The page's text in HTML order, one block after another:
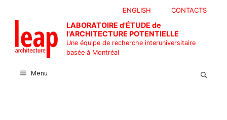
contenu
CONTACTS
ENGLISH
LABORATOIRE d'ÉTUDE de
l'ARCHITECTURE POTENTIELLE
Une équipe de recherche interuniversitaire
basée à Montréal
Menu